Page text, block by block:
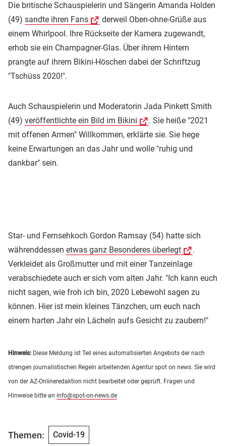
Die britische Schauspielerin und Sängerin Amanda Holden
(49) sandte ihren Fans
derweil Oben-ohne-Grüße aus
einem Whirlpool. Ihre Rückseite der Kamera zugewandt,
erhob sie ein Champagner-Glas. Über ihrem Hintern
prangte auf ihrem Bikini-Höschen dabei der Schriftzug
"Tschüss 2020!".
Auch Schauspielerin und Moderatorin Jada Pinkett Smith
(49) veröffentlichte ein Bild im Bikini
. Sie heiße "2021
mit offenen Armen" Willkommen, erklärte sie. Sie hege
keine Erwartungen an das Jahr und wolle "ruhig und
dankbar" sein.
Star- und Fernsehkoch Gordon Ramsay (54) hatte sich
währenddessen etwas ganz Besonderes überlegt
.
Verkleidet als Großmutter und mit einer Tanzeinlage
verabschiedete auch er sich vom alten Jahr. "Ich kann euch
nicht sagen, wie froh ich bin, 2020 Lebewohl sagen zu
können. Hier ist mein kleines Tänzchen, um euch nach
einem harten Jahr ein Lächeln aufs Gesicht zu zaubern!"
Hinweis: Diese Meldung ist Teil eines automatisierten Angebots der nach
strengen journalistischen Regeln arbeitenden Agentur spot on news. Sie wird
von der AZ-Onlineredaktion nicht bearbeitet oder geprüft. Fragen und
Hinweise bitte an info@spot-on-news.de
Themen: Covid-19